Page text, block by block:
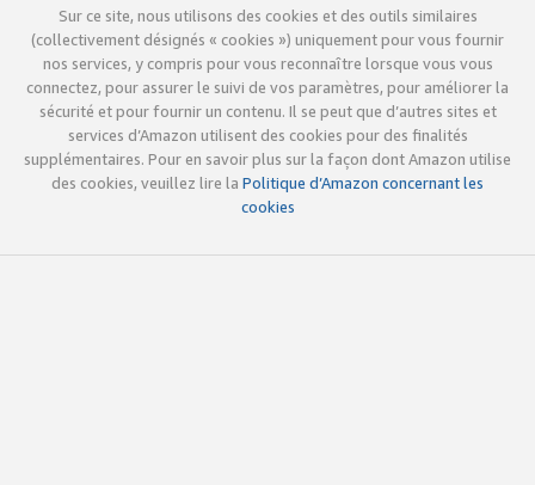
Sur ce site, nous utilisons des cookies et des outils similaires
(collectivement désignés « cookies ») uniquement pour vous fournir
nos services, y compris pour vous reconnaître lorsque vous vous
connectez, pour assurer le suivi de vos paramètres, pour améliorer la
sécurité et pour fournir un contenu. Il se peut que d’autres sites et
services d’Amazon utilisent des cookies pour des finalités
supplémentaires. Pour en savoir plus sur la façon dont Amazon utilise
des cookies, veuillez lire la Politique d’Amazon concernant les
cookies